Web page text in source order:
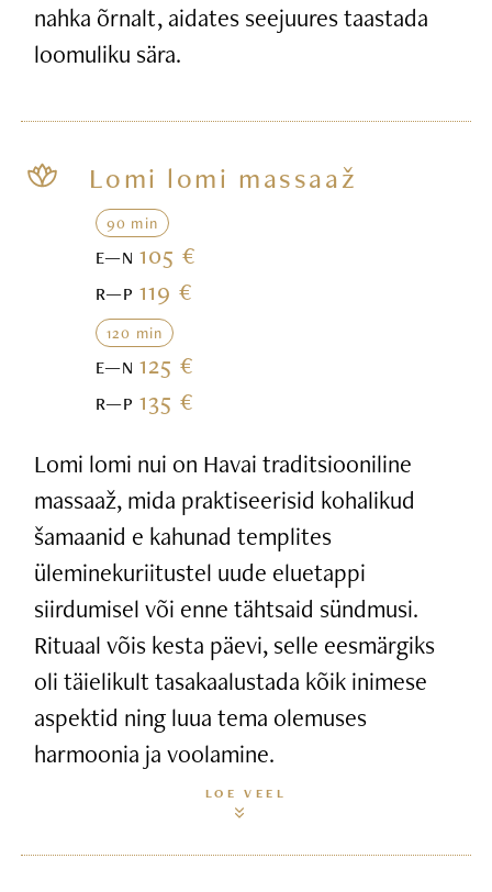
nahka õrnalt, aidates seejuures taastada
loomuliku sära.
Lomi lomi massaaž
90 min
E—N105 €
R—P119 €
120 min
E—N125 €
R—P135 €
Lomi lomi nui on Havai traditsiooniline
massaaž, mida praktiseerisid kohalikud
šamaanid e kahunad templites
üleminekuriitustel uude eluetappi
siirdumisel või enne tähtsaid sündmusi.
Rituaal võis kesta päevi, selle eesmärgiks
oli täielikult tasakaalustada kõik inimese
aspektid ning luua tema olemuses
harmoonia ja voolamine.
LOE VEEL